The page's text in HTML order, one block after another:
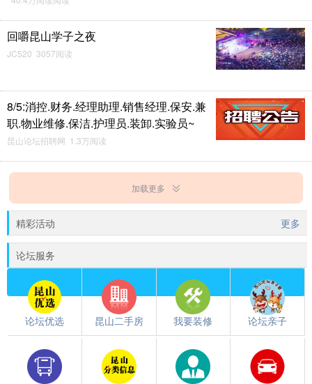
回嚼昆山学子之夜
JC520 3057阅读
8/5:消控.财务.经理助理.销售经理.保安.兼
职.物业维修.保洁.护理员.装卸.实验员~
昆山论坛招聘网 1.3万阅读
加载更多
精彩活动 更多
论坛服务
论坛优选 昆山二手房 我要装修 论坛亲子